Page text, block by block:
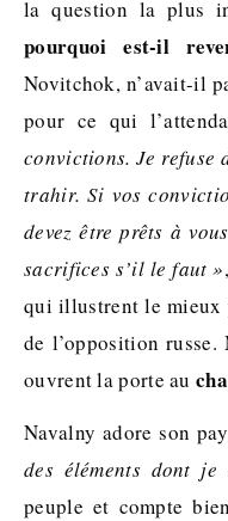
la question la plus
pourquoi est-il
Novitchok, n’avait-il
pour ce qui
convictions. Je refuse
trahir. Si vos
devez être prêts à
sacrifices s’il le faut »
qui illustrent le mieux
de l’opposition
ouvrent la porte au
Navalny adore son
des éléments dont
peuple et compte